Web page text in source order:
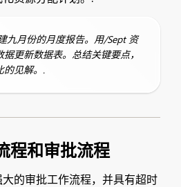
九月份的月度报告。用/Sept 资
更新数据表。总结关键要点，
的见解。.
程和审批流程
的审批工作流程，并具有超时